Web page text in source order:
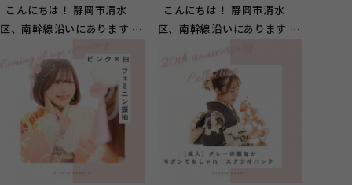
撮り！【清水区船越】
こんにちは！ 静岡市清水
区、南幹線沿いにあります 赤
ネット草...
袖！【葵区千代田】
こんにちは！ 静岡市清水
区、南幹線沿いにあります 赤
ネット草...